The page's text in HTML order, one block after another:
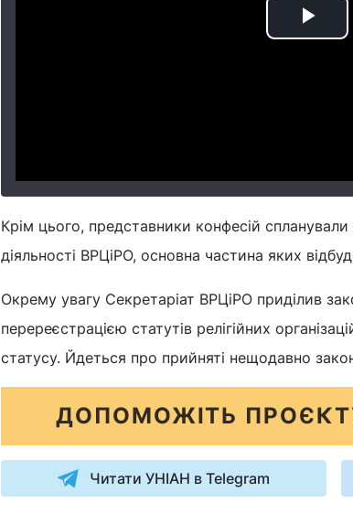
Play
Крім цього, представники конфесій
діяльності ВРЦіРО, основна частина яких
Окрему увагу Секретаріат ВРЦіРО приділив
перереєстрацією статутів релігійних
статусу. Йдеться про прийняті нещодавно
ДОПОМОЖІТЬ
Читати УНІАН в Telegram